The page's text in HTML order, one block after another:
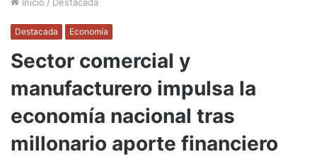
Destacada Economía
Sector comercial y
manufacturero impulsa la
economía nacional tras
millonario aporte financiero